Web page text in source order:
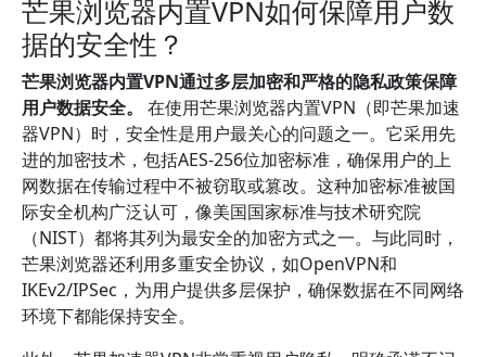
芒果浏览器内置VPN如何保障用户数
据的安全性？
芒果浏览器内置VPN通过多层加密和严格的隐私政策保障
用户数据安全。
在使用芒果浏览器内置VPN（即芒果加速
器VPN）时，安全性是用户最关心的问题之一。它采用先
进的加密技术，包括AES-256位加密标准，确保用户的上
网数据在传输过程中不被窃取或篡改。这种加密标准被国
际安全机构广泛认可，像美国国家标准与技术研究院
（NIST）都将其列为最安全的加密方式之一。与此同时，
芒果浏览器还利用多重安全协议，如OpenVPN和
IKEv2/IPSec，为用户提供多层保护，确保数据在不同网络
环境下都能保持安全。